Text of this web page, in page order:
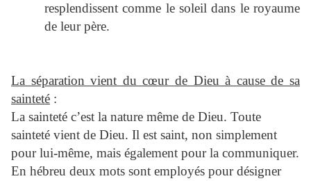
resplendissent comme le soleil dans le royaume
de leur père.
La séparation vient du cœur de Dieu à cause de sa
sainteté :
La sainteté c’est la nature même de Dieu. Toute
sainteté vient de Dieu. Il est saint, non simplement
pour lui-même, mais également pour la communiquer.
En hébreu deux mots sont employés pour désigner